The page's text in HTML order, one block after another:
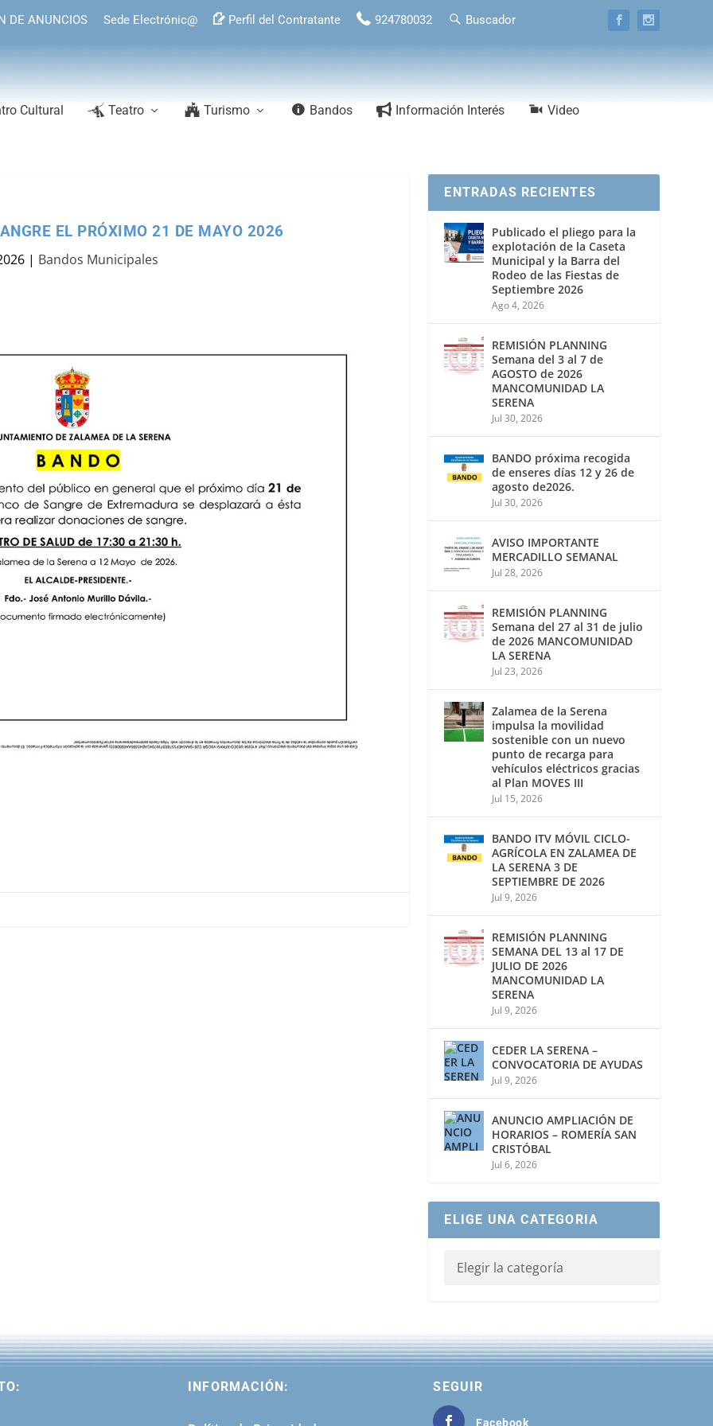
DE ANUNCIOS Sede Electrónic@ Perfil del Contratante 924780032 Buscador
Cultural Teatro Turismo Bandos Información Interés Video
EL PRÓXIMO 21 DE MAYO 2026
| Bandos Municipales
ENTRADAS RECIENTES
Publicado el pliego para la
explotación de la Caseta
Municipal y la Barra del
Rodeo de las Fiestas de
Septiembre 2026
Ago 4, 2026
REMISIÓN PLANNING
Semana del 3 al 7 de
AGOSTO de 2026
MANCOMUNIDAD LA
SERENA
Jul 30, 2026
BANDO próxima recogida
de enseres días 12 y 26 de
agosto de2026.
Jul 30, 2026
AVISO IMPORTANTE
MERCADILLO SEMANAL
Jul 28, 2026
REMISIÓN PLANNING
Semana del 27 al 31 de julio
de 2026 MANCOMUNIDAD
LA SERENA
Jul 23, 2026
Zalamea de la Serena
impulsa la movilidad
sostenible con un nuevo
punto de recarga para
vehículos eléctricos gracias
al Plan MOVES III
Jul 15, 2026
BANDO ITV MÓVIL CICLO-
AGRÍCOLA EN ZALAMEA DE
LA SERENA 3 DE
SEPTIEMBRE DE 2026
Jul 9, 2026
REMISIÓN PLANNING
SEMANA DEL 13 al 17 DE
JULIO DE 2026
MANCOMUNIDAD LA
SERENA
Jul 9, 2026
CEDER LA SERENA –
CONVOCATORIA DE AYUDAS
Jul 9, 2026
ANUNCIO AMPLIACIÓN DE
HORARIOS – ROMERÍA SAN
CRISTÓBAL
Jul 6, 2026
ELIGE UNA CATEGORIA
INFORMACIÓN: SEGUIR
Facebook